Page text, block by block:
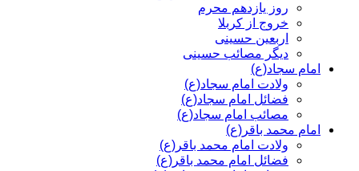
روز یازدهم محرم
خروج از کربلا
اربعین حسینی
دیگر مصائب حسینی
امام سجاد(ع)
ولادت امام سجاد(ع)
فضائل امام سجاد(ع)
مصائب امام سجاد(ع)
امام محمد باقر(ع)
ولادت امام محمد باقر(ع)
فضائل امام محمد باقر(ع)